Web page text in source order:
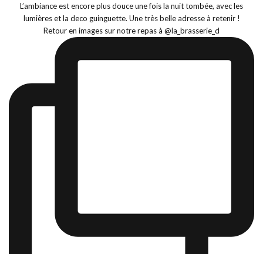
Retour en images sur notre repas à @la_brasserie_d